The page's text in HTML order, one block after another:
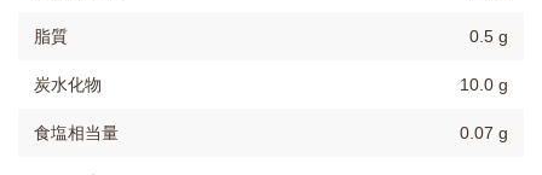
脂質 0.5 g
炭水化物 10.0 g
食塩相当量 0.07 g